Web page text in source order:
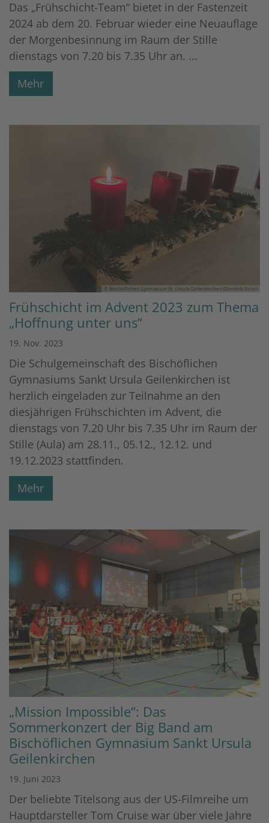
Das „Frühschicht-Team“ bietet in der Fastenzeit
2024 ab dem 20. Februar wieder eine Neuauflage
der Morgenbesinnung im Raum der Stille
dienstags von 7.20 bis 7.35 Uhr an. ...
Mehr
© Bischöfliches Gymnasium St. Ursula Geilenkirchen (Dominik Esser)
Frühschicht im Advent 2023 zum Thema
„Hoffnung unter uns“
19. Nov. 2023
Die Schulgemeinschaft des Bischöflichen
Gymnasiums Sankt Ursula Geilenkirchen ist
herzlich eingeladen zur Teilnahme an den
diesjährigen Frühschichten im Advent, die
dienstags von 7.20 Uhr bis 7.35 Uhr im Raum der
Stille (Aula) am 28.11., 05.12., 12.12. und
19.12.2023 stattfinden.
Mehr
„Mission Impossible“: Das
Sommerkonzert der Big Band am
Bischöflichen Gymnasium Sankt Ursula
Geilenkirchen
19. Juni 2023
Der beliebte Titelsong aus der US-Filmreihe um
Hauptdarsteller Tom Cruise war über viele Jahre